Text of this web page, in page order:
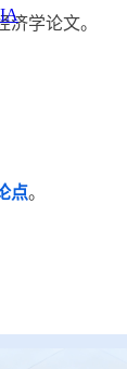
IA学论文。
点。